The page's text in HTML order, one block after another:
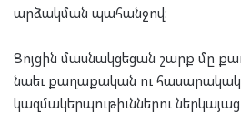
արձակման պահանջով։
Ցոյցին մասնակցեցան շարք մը
նաեւ քաղաքական ու
կազմակերպութիւններու